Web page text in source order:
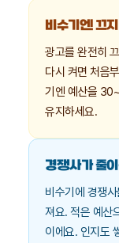
비수기엔 끄
광고를 완전히
다시 켜면 처음
기엔 예산을
유지하세요.
경쟁사가 줄
비수기에 경쟁
져요. 적은 예산
이에요. 인지도